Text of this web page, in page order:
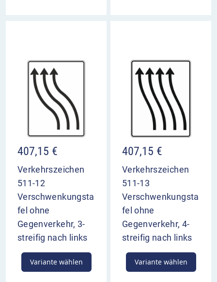
407,15 €
Verkehrszeichen
511-12
Verschwenkungsta
fel ohne
Gegenverkehr, 3-
streifig nach links
Variante wählen
407,15 €
Verkehrszeichen
511-13
Verschwenkungsta
fel ohne
Gegenverkehr, 4-
streifig nach links
Variante wählen